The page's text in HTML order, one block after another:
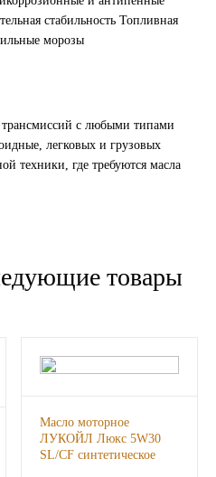
стабильность Топливная
морозы
трансмиссий с любыми типами
легковых и грузовых
техники, где требуются масла
товары
Масло моторное
ЛУКОЙЛ Люкс 5W30
SL/CF синтетическое